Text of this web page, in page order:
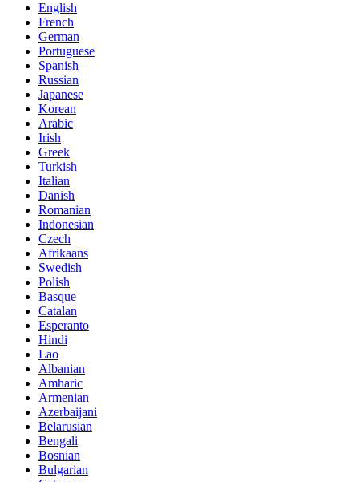
English
French
German
Portuguese
Spanish
Russian
Japanese
Korean
Arabic
Irish
Greek
Turkish
Italian
Danish
Romanian
Indonesian
Czech
Afrikaans
Swedish
Polish
Basque
Catalan
Esperanto
Hindi
Lao
Albanian
Amharic
Armenian
Azerbaijani
Belarusian
Bengali
Bosnian
Bulgarian